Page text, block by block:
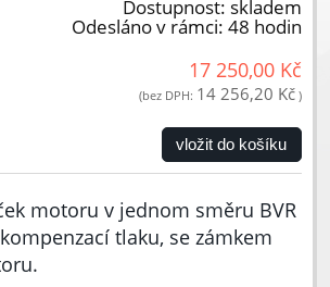
Dostupnost: skladem
Odesláno v rámci: 48 hodin
17 250,00 Kč
(bez DPH: 14 256,20 Kč )
vložit do košíku
motoru v jednom směru BVR
tlaku, se zámkem